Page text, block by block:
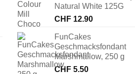
4.00.
Natural White 125G
CHF 12.90
FunCakes
Geschmacksfondant
Marshmallow, 250 g
CHF 5.50